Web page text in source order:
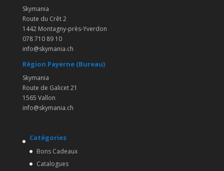
Skymania
Route du Crêt 2
1442 Montagny-près-Yverdon
078 710 89 10
info@skymania.ch
Région Payerne (Bureau)
Skymania
Route de Galicet 21
1565 Vallon
info@skymania.ch
Catégories
Bons Cadeaux
Catalogues